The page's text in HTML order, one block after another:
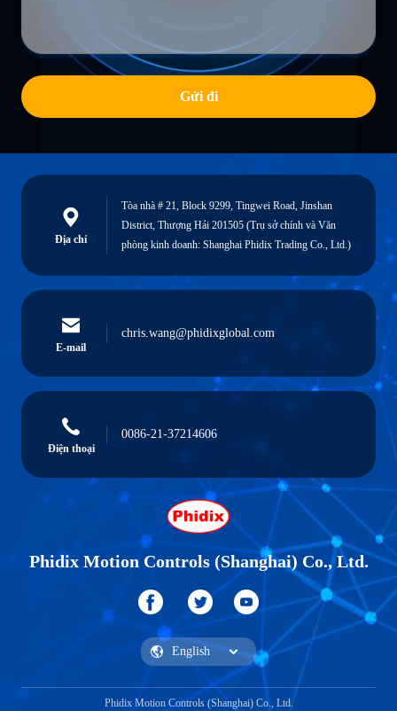
Gửi đi
Địa chỉ
Tòa nhà # 21, Block 9299, Tingwei Road, Jinshan
District, Thượng Hải 201505 (Trụ sở chính và Văn
phòng kinh doanh: Shanghai Phidix Trading Co., Ltd.)
E-mail
chris.wang@phidixglobal.com
Điện thoại
0086-21-37214606
Phidix Motion Controls (Shanghai) Co., Ltd.
Phidix Motion Controls (Shanghai) Co., Ltd.